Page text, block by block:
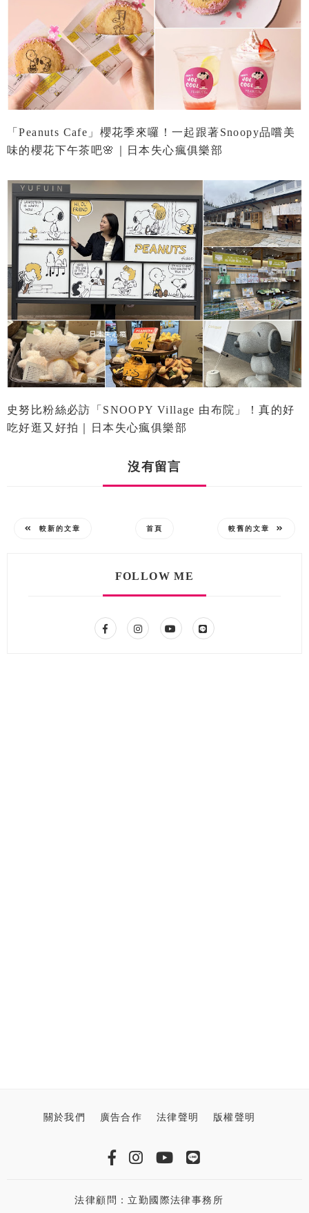
「Peanuts Cafe」櫻花季來囉！一起跟著Snoopy品嚐美
味的櫻花下午茶吧🌸｜日本失心瘋俱樂部
史努比粉絲必訪「SNOOPY Village 由布院」！真的好
吃好逛又好拍｜日本失心瘋俱樂部
沒有留言
較新的文章 首頁 較舊的文章
FOLLOW ME
關於我們 廣告合作 法律聲明 版權聲明
法律顧問：立勤國際法律事務所